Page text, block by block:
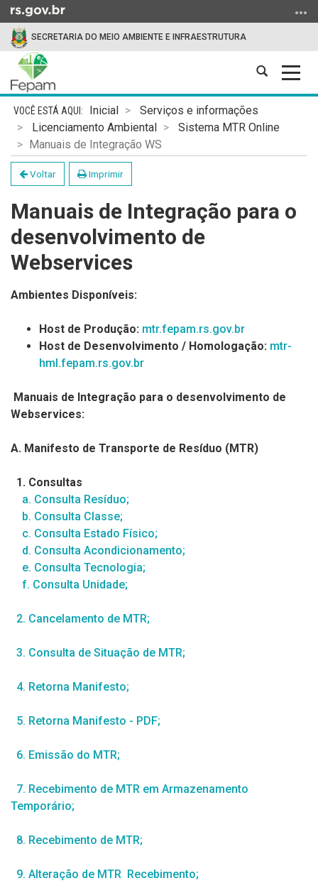
para
conteúdo
para
menu
para
SECRETARIA DO MEIO AMBIENTE E INFRAESTRUTURA
Abrir
busca
Início
conteúdo
Inicial
Serviços e informações
Licenciamento Ambiental
Sistema MTR Online
Manuais de Integração WS
Voltar Imprimir
Manuais de Integração para o
desenvolvimento de
Webservices
Ambientes Disponíveis:
Host de Produção: mtr.fepam.rs.gov.br
Host de Desenvolvimento / Homologação: mtr-
hml.fepam.rs.gov.br
Manuais de Integração para o desenvolvimento de
Webservices:
A. Manifesto de Transporte de Resíduo (MTR)
1. Consultas
a. Consulta Resíduo;
b. Consulta Classe;
c. Consulta Estado Físico;
d. Consulta Acondicionamento;
e. Consulta Tecnologia;
f. Consulta Unidade;
2. Cancelamento de MTR;
3. Consulta de Situação de MTR;
4. Retorna Manifesto;
5. Retorna Manifesto - PDF;
6. Emissão do MTR;
7. Recebimento de MTR em Armazenamento
Temporário;
8. Recebimento de MTR;
9. Alteração de MTR Recebimento;